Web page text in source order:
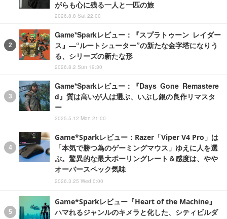
がらも心に残る一人と一匹の旅
2026.8.8 Sat 22:00
Game*Sparkレビュー：『スプラトゥーン レイダー
ス』―“ルートシューター”の新たな金字塔になりう
る、シリーズの新たな形
2026.8.2 Sun 19:30
Game*Sparkレビュー：『Days Gone Remastere
d』質は高いが人は選ぶ、いぶし銀の良作リマスタ
ー
2025.5.12 Mon 21:00
Game*Sparkレビュー：Razer「Viper V4 Pro」は
「本気で勝つ為のゲーミングマウス」ゆえに人を選
ぶ。驚異的な最大ポーリングレート＆感度は、やや
オーバースペック気味
2026.3.25 Wed 0:00
Game*Sparkレビュー『Heart of the Machine』
ハマれるジャンルのキメラと化した、シティビルダ